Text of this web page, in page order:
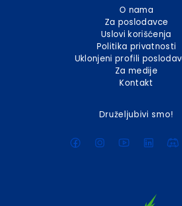
O nama
Za poslodavce
Uslovi korišćenja
Politika privatnosti
Uklonjeni profili
Za medije
Kontakt
Druželjubivi smo!